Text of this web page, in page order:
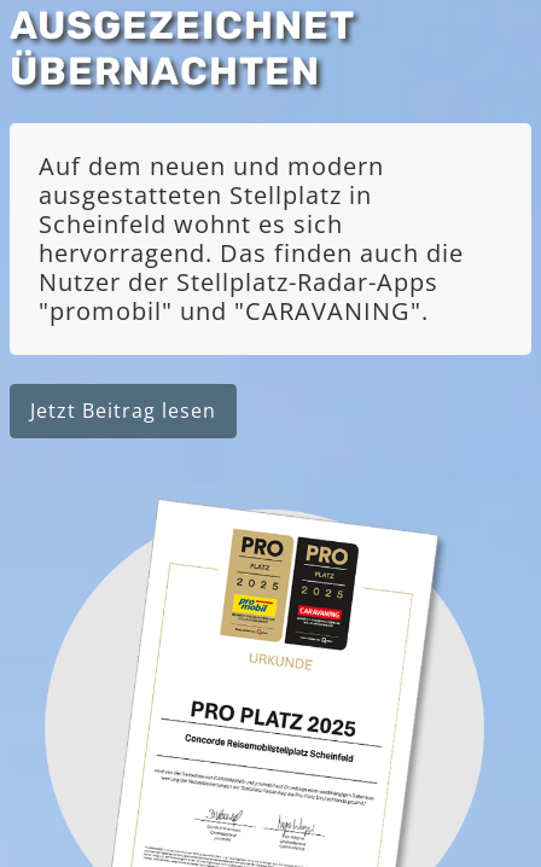
AUSGEZEICHNET
ÜBERNACHTEN
Auf dem neuen und modern
ausgestatteten Stellplatz in
Scheinfeld wohnt es sich
hervorragend. Das finden auch die
Nutzer der Stellplatz-Radar-Apps
"promobil" und "CARAVANING".
Jetzt Beitrag lesen